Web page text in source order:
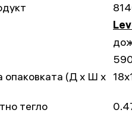
опаковката (Д x Ш x
тегло